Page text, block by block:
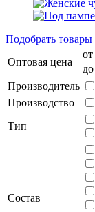
Подобрать
Оптовая цена
от
до
Производитель
Производство
Тип
Состав